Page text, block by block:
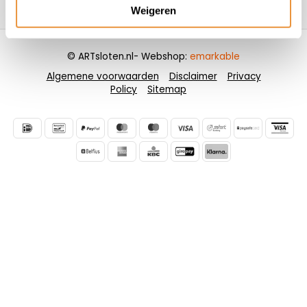
Weigeren
Contactgegevens
Algemene voorwaarden Disclaimer
Privacy
Policy
Sitemap
© ARTsloten.nl- Webshop: emarkable